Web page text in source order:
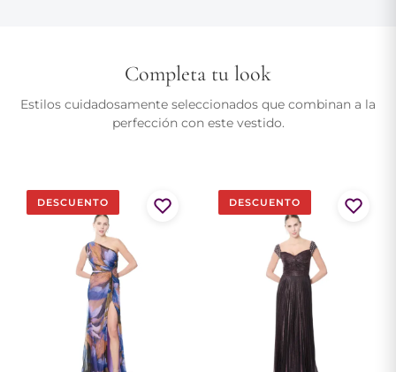
Completa tu look
Estilos cuidadosamente seleccionados que combinan a la
perfección con este vestido.
DESCUENTO DESCUENTO